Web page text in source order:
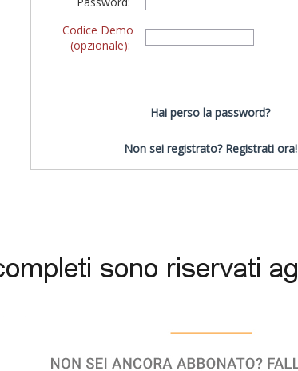
Codice Demo
(opzionale):
Hai perso la password?
Non sei registrato? Registrati ora!